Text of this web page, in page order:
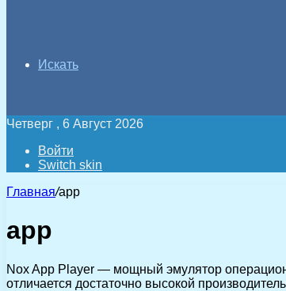
Искать
Четверг , 6 Август 2026
Войти
Switch skin
Главная/app
app
Nox App Player — мощный эмулятор
отличается достаточно высокой